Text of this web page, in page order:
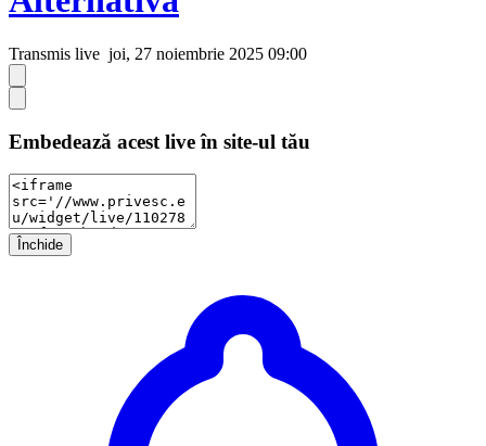
Transmis live joi, 27 noiembrie 2025 09:00
Embedează acest live în site-ul tău
Închide